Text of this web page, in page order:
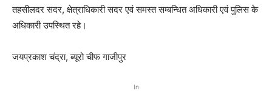
तहसीलदर सदर, क्षेत्राधिकारी सदर एवं समस्त सम्बन्धित अधिकारी एवं पुलिस के
अधिकारी उपस्थित रहे।
जयप्रकाश चंद्रा, ब्यूरो चीफ गाजीपुर
In